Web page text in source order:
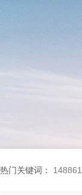
热门关键词：